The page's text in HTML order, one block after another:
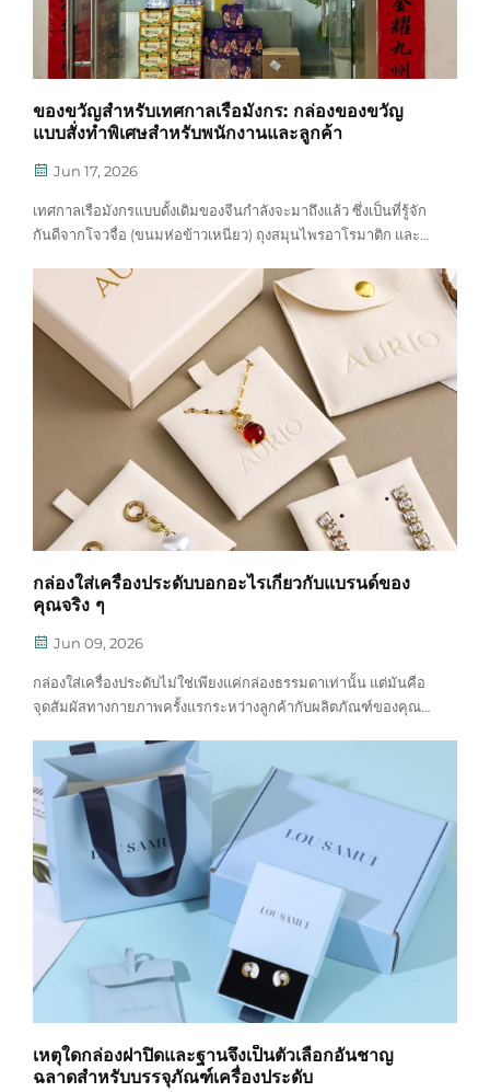
ของขวัญสำหรับเทศกาลเรือมังกร: กล่องของขวัญ
แบบสั่งทำพิเศษสำหรับพนักงานและลูกค้า
Jun 17, 2026
เทศกาลเรือมังกรแบบดั้งเดิมของจีนกำลังจะมาถึงแล้ว ซึ่งเป็นที่รู้จัก
กันดีจากโจวจื่อ (ขนมห่อข้าวเหนียว) ถุงสมุนไพรอาโรมาติก และ
อันดีที่บริษัทจะแสดงความใส่ใจต่อพนักงานและ...
กล่องใส่เครื่องประดับบอกอะไรเกี่ยวกับแบรนด์ของ
คุณจริง ๆ
Jun 09, 2026
กล่องใส่เครื่องประดับไม่ใช่เพียงแค่กล่องธรรมดาเท่านั้น แต่มันคือ
จุดสัมผัสทางกายภาพครั้งแรกระหว่างลูกค้ากับผลิตภัณฑ์ของคุณ
ของกำไล พวกเขาต้องเปิดบรรจุภัณฑ์ของคุณก่อน — และช่วงเวลา
นั้นมีความสำคัญมากกว่า...
เหตุใดกล่องฝาปิดและฐานจึงเป็นตัวเลือกอันชาญ
ฉลาดสำหรับบรรจุภัณฑ์เครื่องประดับ